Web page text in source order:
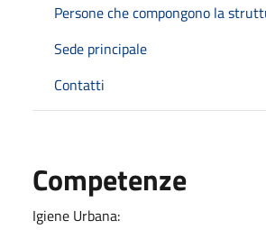
Persone che compongono la
Sede principale
Contatti
Competenze
Igiene Urbana: